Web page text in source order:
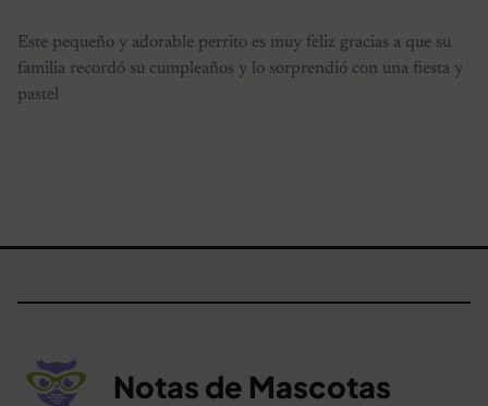
Este pequeño y adorable perrito es muy feliz gracias a que su
familia recordó su cumpleaños y lo sorprendió con una fiesta y
pastel
Notas de Mascotas